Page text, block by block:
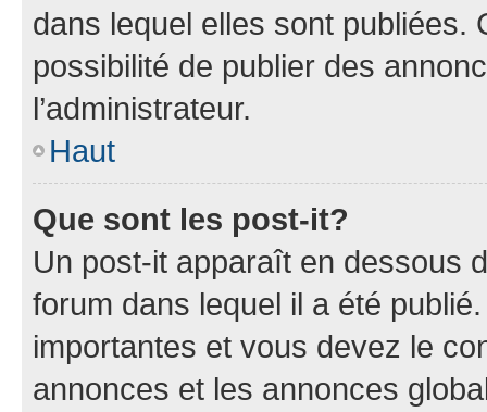
dans lequel elles sont publiées.
possibilité de publier des
l’administrateur.
Haut
Que sont les post-it?
Un post-it apparaît en dessous
forum dans lequel il a été
importantes et vous devez le
annonces et les annonces